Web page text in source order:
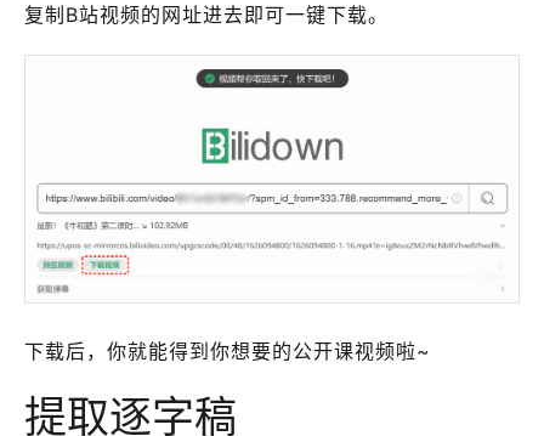
复制B站视频的网址进去即可一键下载。
下载后，你就能得到你想要的公开课视频啦~
提取逐字稿